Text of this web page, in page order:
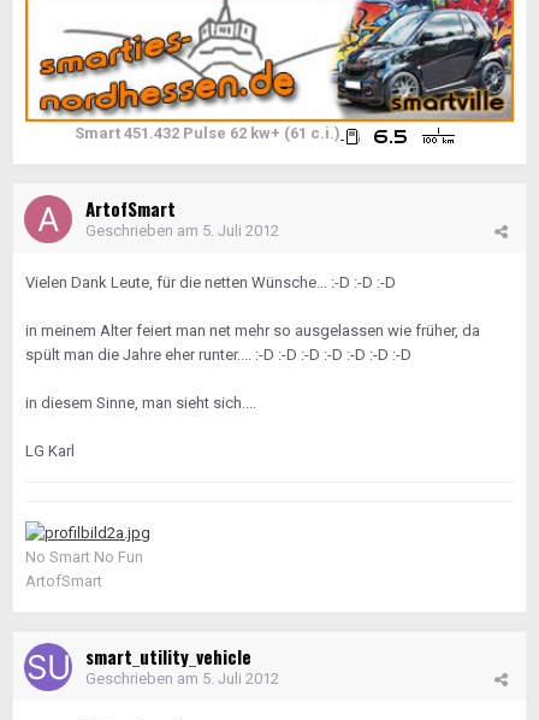
Smart 451.432 Pulse 62 kw+ (61 c.i.)
ArtofSmart
Geschrieben am 5. Juli 2012
Vielen Dank Leute, für die netten Wünsche... :-D :-D :-D
in meinem Alter feiert man net mehr so ausgelassen wie früher, da
spült man die Jahre eher runter.... :-D :-D :-D :-D :-D :-D :-D
in diesem Sinne, man sieht sich....
LG Karl
No Smart No Fun
ArtofSmart
smart_utility_vehicle
Geschrieben am 5. Juli 2012